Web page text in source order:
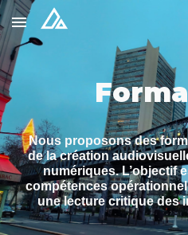
Skip to main content
Nous proposons des
de la création
numériques. L’objectif
compétences
une lecture critique des